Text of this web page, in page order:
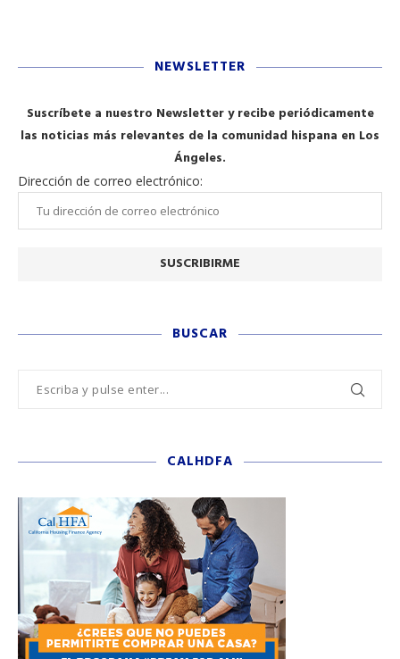
NEWSLETTER
Suscríbete a nuestro Newsletter y recibe periódicamente
las noticias más relevantes de la comunidad hispana en Los
Ángeles.
Dirección de correo electrónico:
BUSCAR
CALHDFA